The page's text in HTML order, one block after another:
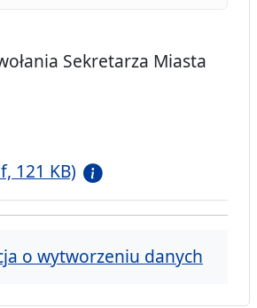
Sekretarza Miasta
121 KB)
o wytworzeniu danych